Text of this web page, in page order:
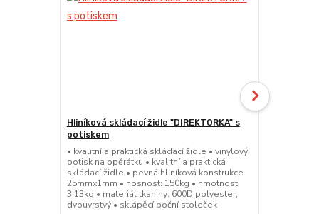
Hliníková skládací židle "DIREKTORKA" s
potiskem
• kvalitní a praktická skládací židle • vinylový
potisk na opěrátku • kvalitní a praktická
skládací židle • pevná hliníková konstrukce
25mmx1mm • nosnost: 150kg • hmotnost
3,13kg • materiál tkaniny: 600D polyester,
dvouvrstvý • sklápěcí boční stoleček